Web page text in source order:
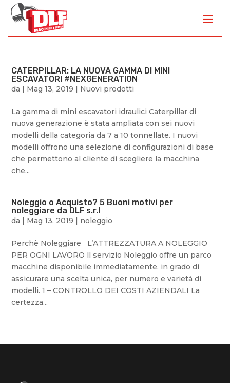
CATERPILLAR: LA NUOVA GAMMA DI MINI
ESCAVATORI #NEXGENERATION
da | Mag 13, 2019 | Nuovi prodotti
La gamma di mini escavatori idraulici Caterpillar di
nuova generazione è stata ampliata con sei nuovi
modelli della categoria da 7 a 10 tonnellate. I nuovi
modelli offrono una selezione di configurazioni di base
che permettono al cliente di scegliere la macchina
che...
Noleggio o Acquisto? 5 Buoni motivi per
noleggiare da DLF s.r.l
da | Mag 13, 2019 | noleggio
Perchè Noleggiare L’ATTREZZATURA A NOLEGGIO
PER OGNI LAVORO ll servizio Noleggio offre un parco
macchine disponibile immediatamente, in grado di
assicurare una scelta unica, per numero e varietà di
modelli. 1 – CONTROLLO DEI COSTI AZIENDALI La
certezza...